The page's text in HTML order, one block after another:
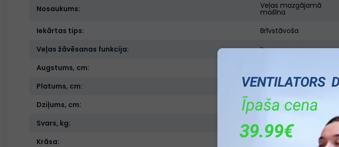
Nosaukums: Veļas mazgājamā
mašīna
Iekārtas tips:
Brīvstāvoša
Veļas žāvēsanas funkcija:
Ir
Augstums, cm:
Platums, cm:
60
Dziļums, cm:
58
Svars, kg:
64
Krāsa: